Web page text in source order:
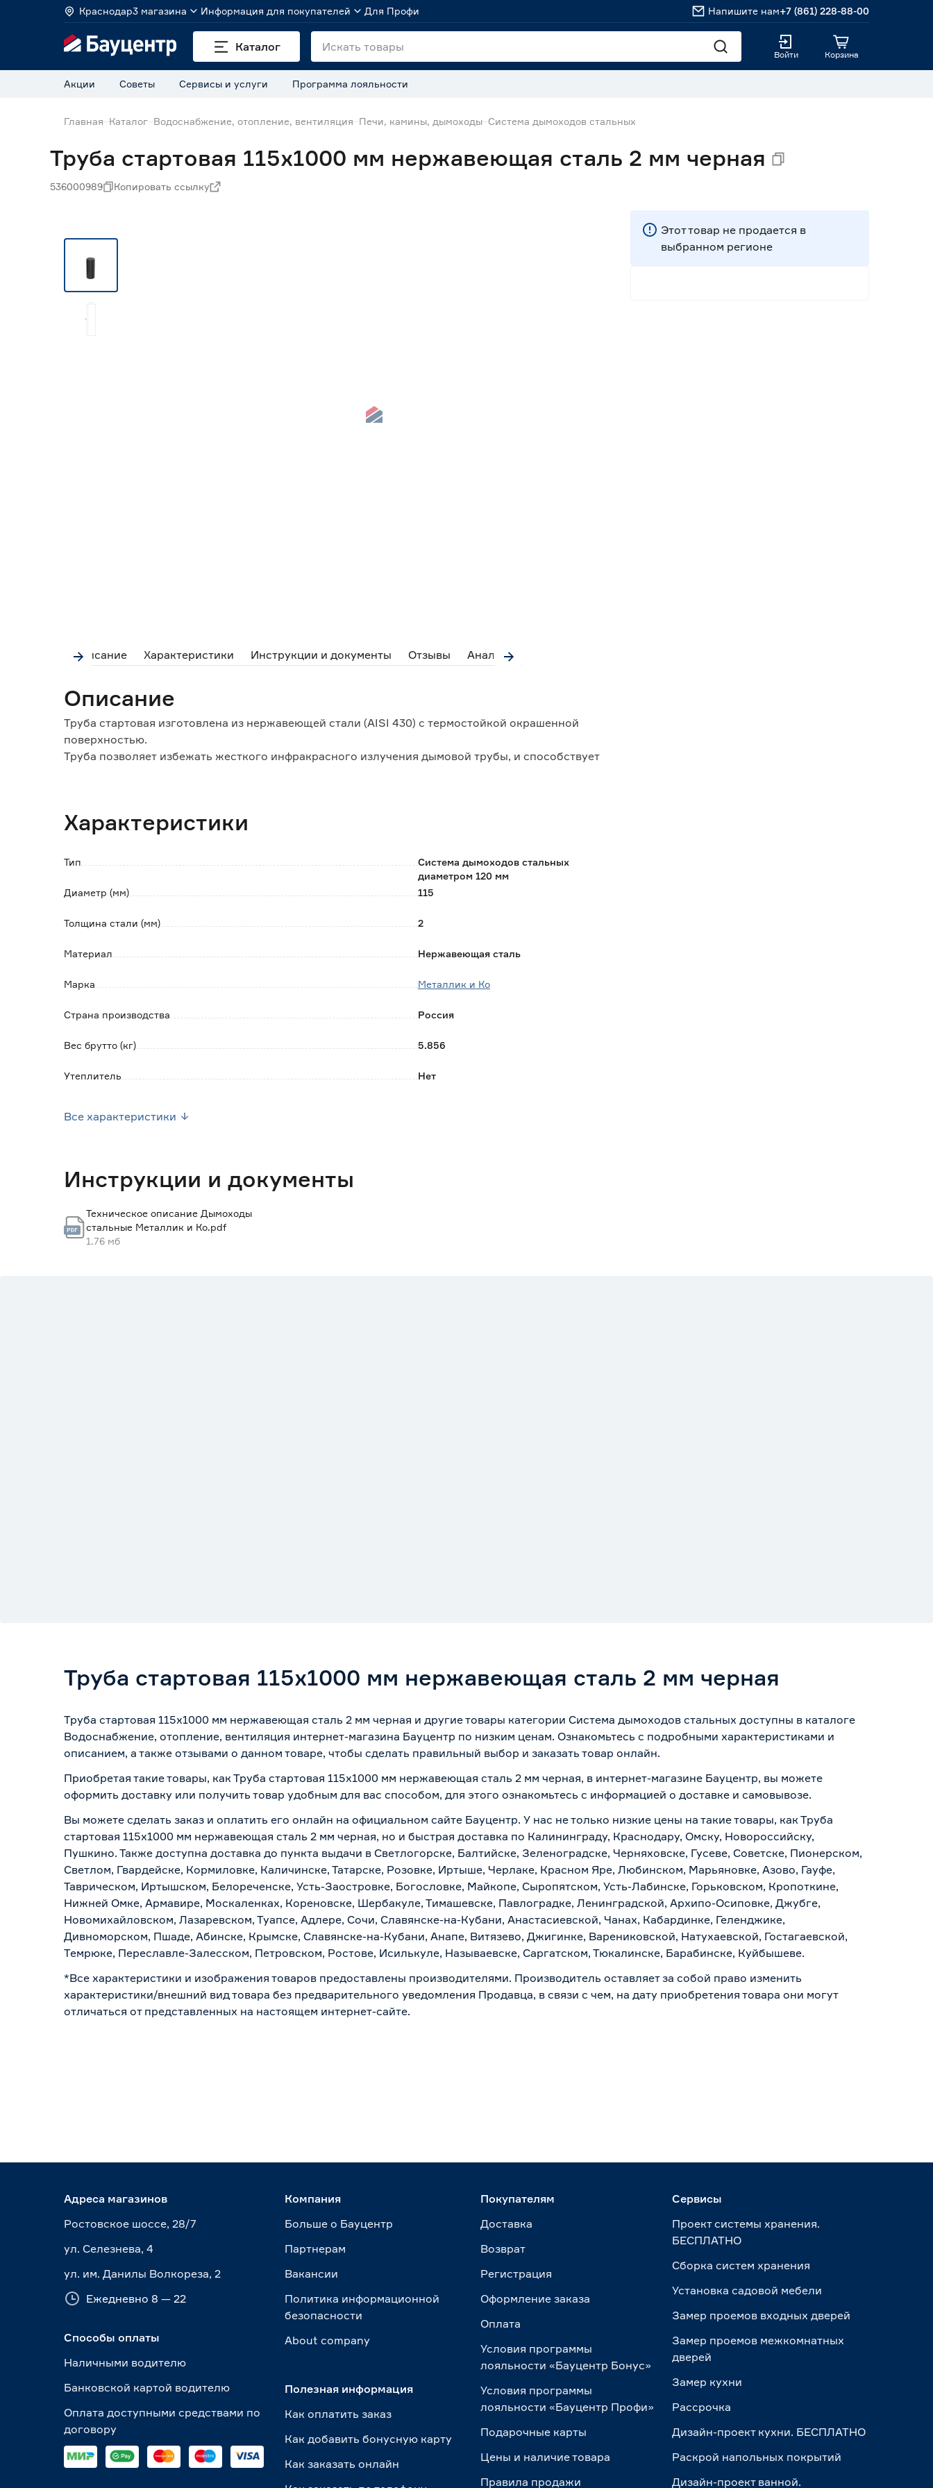
Краснодар3 магазина Информация для покупателей Для Профи Напишите нам+7 (861) 228-88-00
Каталог
Войти Корзина
Акции Советы Сервисы и услуги Программа лояльности
Главная Каталог Водоснабжение, отопление, вентиляция Печи, камины, дымоходы Система дымоходов стальных
Труба стартовая 115х1000 мм нержавеющая сталь 2 мм черная
536000989 Копировать ссылку
Описание Характеристики Инструкции и документы Отзывы Аналоги
Описание
Труба стартовая изготовлена из нержавеющей стали (AISI 430) с термостойкой окрашенной
поверхностью.
Труба позволяет избежать жесткого инфракрасного излучения дымовой трубы, и способствует
трубу, шибер) необходимо использовать переходник для стартовой трубы, так как стенки
Характеристики
Тип
Система дымоходов стальных
диаметром 120 мм
Диаметр (мм)
115
Толщина стали (мм) 2
Материал Нержавеющая сталь
Марка Металлик и Ко
Страна производства Россия
Вес брутто (кг) 5.856
Утеплитель Нет
Все характеристики
Инструкции и документы
Техническое описание Дымоходы
стальные Металлик и Ко.pdf
1.76 мб
Этот товар не продается в
выбранном регионе
Труба стартовая 115х1000 мм нержавеющая сталь 2 мм черная
Труба стартовая 115х1000 мм нержавеющая сталь 2 мм черная и другие товары категории Система дымоходов стальных доступны в каталоге
Водоснабжение, отопление, вентиляция интернет-магазина Бауцентр по низким ценам. Ознакомьтесь с подробными характеристиками и
описанием, а также отзывами о данном товаре, чтобы сделать правильный выбор и заказать товар онлайн.
Приобретая такие товары, как Труба стартовая 115х1000 мм нержавеющая сталь 2 мм черная, в интернет-магазине Бауцентр, вы можете
оформить доставку или получить товар удобным для вас способом, для этого ознакомьтесь с информацией о доставке и самовывозе.
Вы можете сделать заказ и оплатить его онлайн на официальном сайте Бауцентр. У нас не только низкие цены на такие товары, как Труба
стартовая 115х1000 мм нержавеющая сталь 2 мм черная, но и быстрая доставка по Калининграду, Краснодару, Омску, Новороссийску,
Пушкино. Также доступна доставка до пункта выдачи в Светлогорске, Балтийске, Зеленоградске, Черняховске, Гусеве, Советске, Пионерском,
Светлом, Гвардейске, Кормиловке, Каличинске, Татарске, Розовке, Иртыше, Черлаке, Красном Яре, Любинском, Марьяновке, Азово, Гауфе,
Таврическом, Иртышском, Белореченске, Усть-Заостровке, Богословке, Майкопе, Сыропятском, Усть-Лабинске, Горьковском, Кропоткине,
Нижней Омке, Армавире, Москаленках, Кореновске, Шербакуле, Тимашевске, Павлоградке, Ленинградской, Архипо-Осиповке, Джубге,
Новомихайловском, Лазаревском, Туапсе, Адлере, Сочи, Славянске-на-Кубани, Анастасиевской, Чанах, Кабардинке, Геленджике,
Дивноморском, Пшаде, Абинске, Крымске, Славянске-на-Кубани, Анапе, Витязево, Джигинке, Варениковской, Натухаевской, Гостагаевской,
Темрюке, Переславле-Залесском, Петровском, Ростове, Исилькуле, Называевске, Саргатском, Тюкалинске, Барабинске, Куйбышеве.
*Все характеристики и изображения товаров предоставлены производителями. Производитель оставляет за собой право изменить
характеристики/внешний вид товара без предварительного уведомления Продавца, в связи с чем, на дату приобретения товара они могут
отличаться от представленных на настоящем интернет-сайте.
Адреса магазинов
Ростовское шоссе, 28/7
ул. Селезнева, 4
ул. им. Данилы Волкореза, 2
Ежедневно 8 — 22
Способы оплаты
Наличными водителю
Банковской картой водителю
Оплата доступными средствами по
договору
Компания
Больше о Бауцентр
Партнерам
Вакансии
Политика информационной
безопасности
About сompany
Полезная информация
Как оплатить заказ
Как добавить бонусную карту
Как заказать онлайн
Покупателям
Доставка
Возврат
Регистрация
Оформление заказа
Оплата
Условия программы
лояльности «Бауцентр Бонус»
Условия программы
лояльности «Бауцентр Профи»
Подарочные карты
Цены и наличие товара
Правила продажи
Сервисы
Проект системы хранения.
БЕСПЛАТНО
Сборка систем хранения
Установка садовой мебели
Замер проемов входных дверей
Замер проемов межкомнатных
дверей
Замер кухни
Рассрочка
Дизайн-проект кухни. БЕСПЛАТНО
Раскрой напольных покрытий
Дизайн-проект ванной.